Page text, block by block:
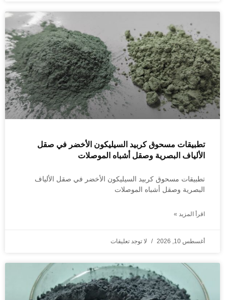
تطبيقات مسحوق كربيد السيليكون الأخضر في صقل
الألياف البصرية وصقل أشباه الموصلات
تطبيقات مسحوق كربيد السيليكون الأخضر في صقل الألياف
البصرية وصقل أشباه الموصلات
اقرأ المزيد »
أغسطس 10, 2026 لا توجد تعليقات